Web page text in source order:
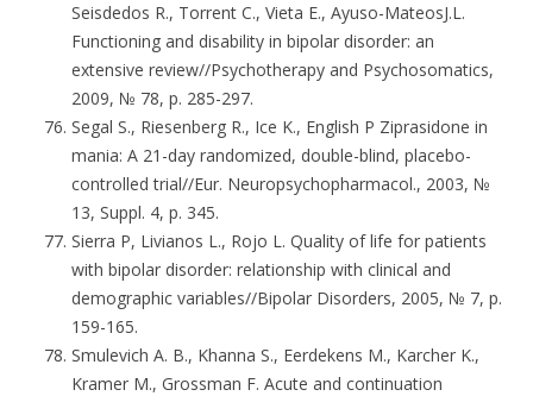
Seisdedos R., Torrent C., Vieta E., Ayuso-MateosJ.L.
Functioning and disability in bipolar disorder: an
extensive review//Psychotherapy and Psychosomatics,
2009, № 78, p. 285-297.
Segal S., Riesenberg R., Ice K., English P Ziprasidone in
mania: A 21-day randomized, double-blind, placebo-
controlled trial//Eur. Neuropsychopharmacol., 2003, №
13, Suppl. 4, p. 345.
Sierra P, Livianos L., Rojo L. Quality of life for patients
with bipolar disorder: relationship with clinical and
demographic variables//Bipolar Disorders, 2005, № 7, p.
159-165.
Smulevich A. B., Khanna S., Eerdekens M., Karcher K.,
Kramer M., Grossman F. Acute and continuation